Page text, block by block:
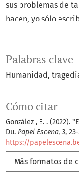
Palabras clave
Humanidad
Cómo citar
González , E. . (2022).
Du. Papel Escena, 3, 23-
https://
Más formatos de
sus problemas de
hacen, yo sólo